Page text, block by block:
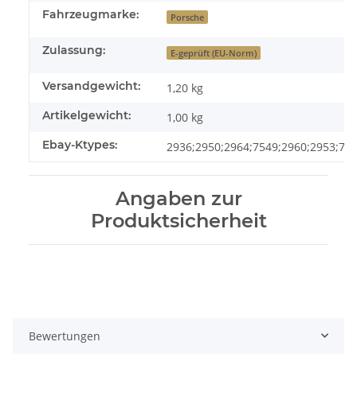
Fahrzeugmarke: Porsche
Zulassung: E-geprüft (EU-Norm)
Versandgewicht: 1,20 kg
Artikelgewicht: 1,00 kg
Ebay-Ktypes:
Angaben zur
Produktsicherheit
Bewertungen